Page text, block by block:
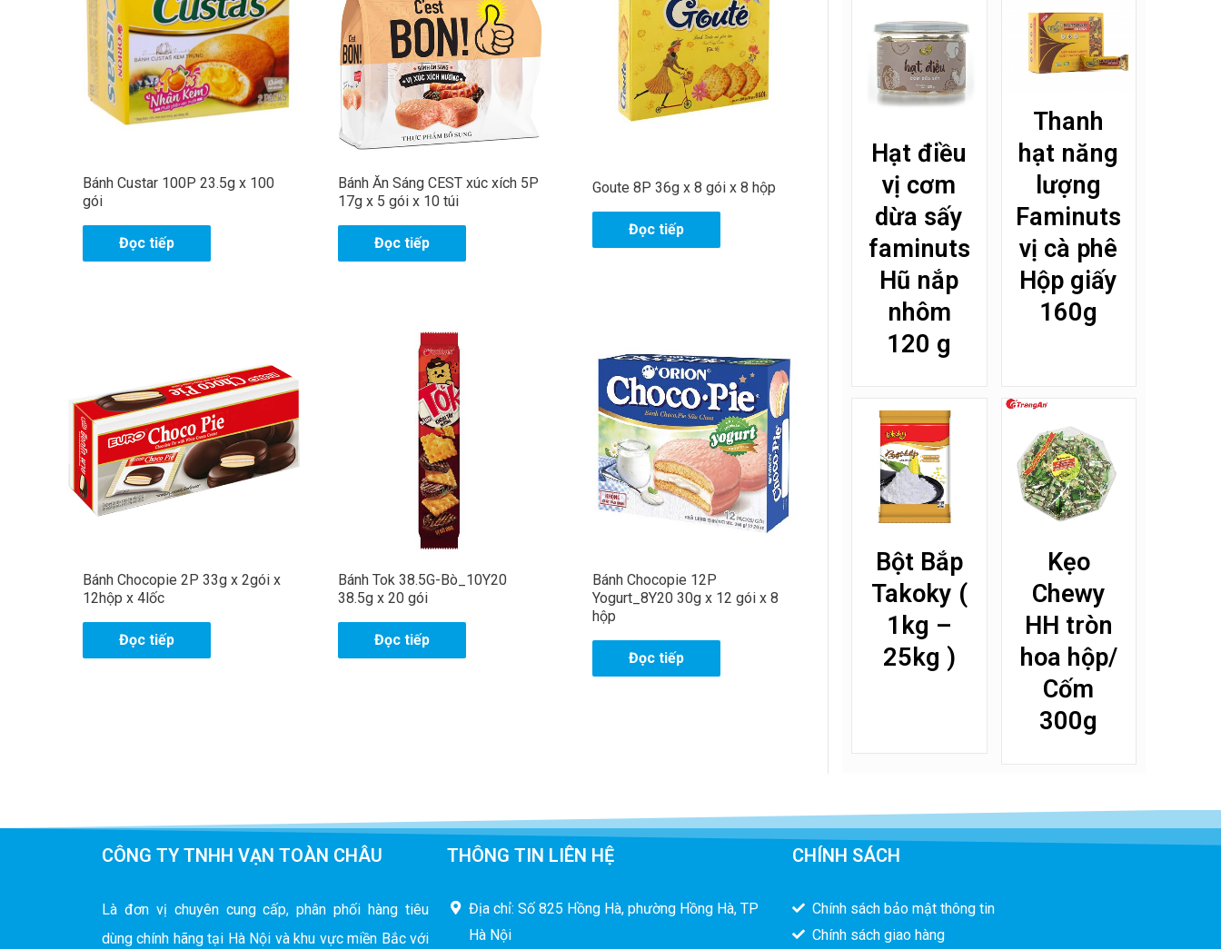
Bánh Custar 100P 23.5g x 100
gói
Đọc tiếp
Bánh Ăn Sáng CEST xúc xích 5P
17g x 5 gói x 10 túi
Đọc tiếp
Goute 8P 36g x 8 gói x 8 hộp
Đọc tiếp
Bánh Chocopie 2P 33g x 2gói x
12hộp x 4lốc
Đọc tiếp
Bánh Tok 38.5G-Bò_10Y20
38.5g x 20 gói
Đọc tiếp
Bánh Chocopie 12P
Yogurt_8Y20 30g x 12 gói x 8
hộp
Đọc tiếp
Hạt điều
vị cơm
dừa sấy
faminuts
Hũ nắp
nhôm
120 g
Thanh
hạt năng
lượng
Faminuts
vị cà phê
Hộp giấy
160g
Bột Bắp
Takoky (
1kg –
25kg )
Kẹo
Chewy
HH tròn
hoa hộp/
Cốm
300g
CÔNG TY TNHH VẠN TOÀN CHÂU
Là đơn vị chuyên cung cấp, phân phối hàng tiêu
dùng chính hãng tại Hà Nội và khu vực miền Bắc với
THÔNG TIN LIÊN HỆ
Địa chỉ: Số 825 Hồng Hà, phường Hồng Hà, TP
Hà Nội
CHÍNH SÁCH
Chính sách bảo mật thông tin
Chính sách giao hàng
H
đ
n
t
h
i
!
Gửi